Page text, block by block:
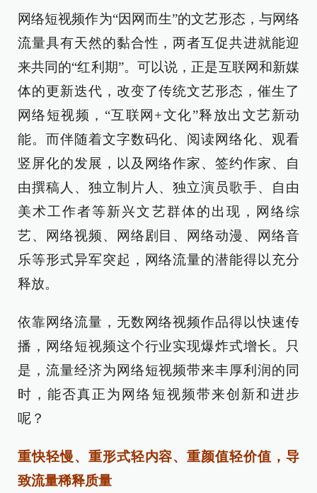
网络短视频作为“因网而生”的文艺形态，与网络
流量具有天然的黏合性，两者互促共进就能迎
来共同的“红利期”。可以说，正是互联网和新媒
体的更新迭代，改变了传统文艺形态，催生了
网络短视频，“互联网+文化”释放出文艺新动
能。而伴随着文字数码化、阅读网络化、观看
竖屏化的发展，以及网络作家、签约作家、自
由撰稿人、独立制片人、独立演员歌手、自由
美术工作者等新兴文艺群体的出现，网络综
艺、网络视频、网络剧目、网络动漫、网络音
乐等形式异军突起，网络流量的潜能得以充分
释放。
依靠网络流量，无数网络视频作品得以快速传
播，网络短视频这个行业实现爆炸式增长。只
是，流量经济为网络短视频带来丰厚利润的同
时，能否真正为网络短视频带来创新和进步
呢？
重快轻慢、重形式轻内容、重颜值轻价值，导
致流量稀释质量